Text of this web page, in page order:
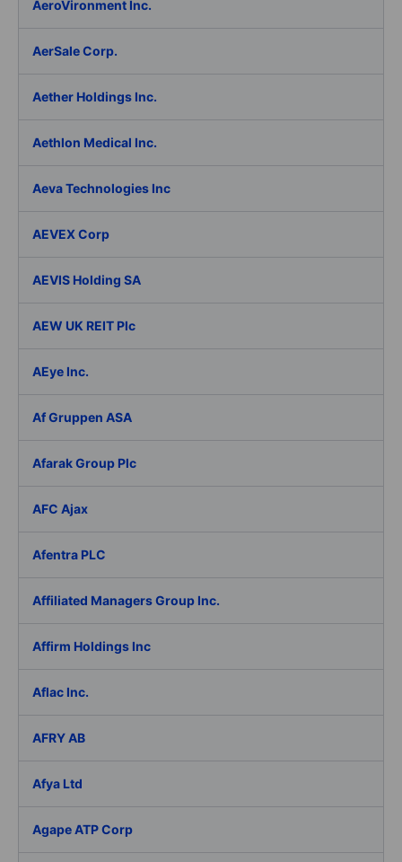
AeroVironment Inc.
AerSale Corp.
Aether Holdings Inc.
Aethlon Medical Inc.
Aeva Technologies Inc
AEVEX Corp
AEVIS Holding SA
AEW UK REIT Plc
AEye Inc.
Af Gruppen ASA
Afarak Group Plc
AFC Ajax
Afentra PLC
Affiliated Managers Group Inc.
Affirm Holdings Inc
Aflac Inc.
AFRY AB
Afya Ltd
Agape ATP Corp